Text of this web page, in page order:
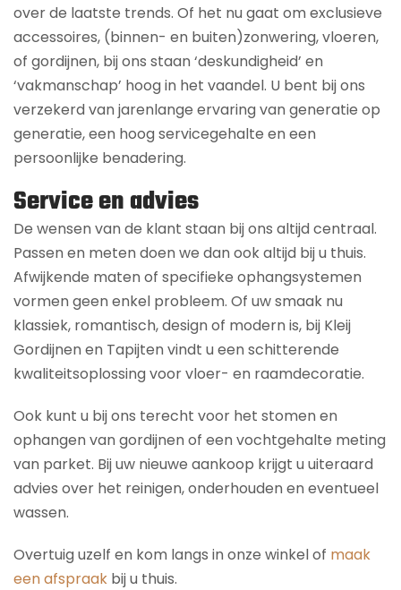
over de laatste trends. Of het nu gaat om exclusieve
accessoires, (binnen- en buiten)zonwering, vloeren,
of gordijnen, bij ons staan ‘deskundigheid’ en
‘vakmanschap’ hoog in het vaandel. U bent bij ons
verzekerd van jarenlange ervaring van generatie op
generatie, een hoog servicegehalte en een
persoonlijke benadering.
Service en advies
De wensen van de klant staan bij ons altijd centraal.
Passen en meten doen we dan ook altijd bij u thuis.
Afwijkende maten of specifieke ophangsystemen
vormen geen enkel probleem. Of uw smaak nu
klassiek, romantisch, design of modern is, bij Kleij
Gordijnen en Tapijten vindt u een schitterende
kwaliteitsoplossing voor vloer- en raamdecoratie.
Ook kunt u bij ons terecht voor het stomen en
ophangen van gordijnen of een vochtgehalte meting
van parket. Bij uw nieuwe aankoop krijgt u uiteraard
advies over het reinigen, onderhouden en eventueel
wassen.
Overtuig uzelf en kom langs in onze winkel of maak
een afspraak bij u thuis.